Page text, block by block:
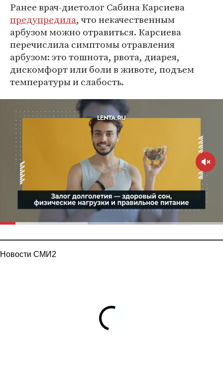
Ранее врач-диетолог Сабина Карсиева
предупредила, что некачественным
арбузом можно отравиться. Карсиева
перечислила симптомы отравления
арбузом: это тошнота, рвота, диарея,
дискомфорт или боли в животе, подъем
температуры и слабость.
Новости СМИ2